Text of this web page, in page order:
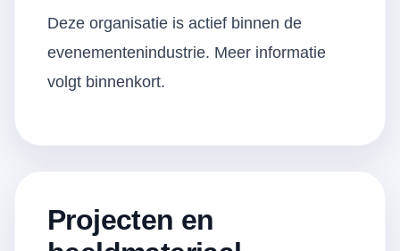
Deze organisatie is actief binnen de
evenementenindustrie. Meer informatie
volgt binnenkort.
Projecten en